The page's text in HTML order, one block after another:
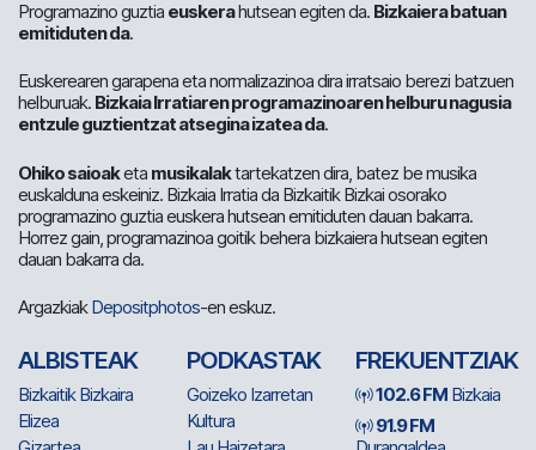
Programazino guztia euskerahutsean egiten da. Bizkaiera batuan
emitiduten da.
Euskerearen garapena eta normalizazinoa dira irratsaio berezi batzuen
helburuak. Bizkaia Irratiaren programazinoaren helburu nagusia
entzule guztientzat atsegina izatea da.
Ohiko saioaketa musikalaktartekatzen dira, batez be musika
euskalduna eskeiniz. Bizkaia Irratia da Bizkaitik Bizkai osorako
programazino guztia euskera hutsean emitiduten dauan bakarra.
Horrez gain, programazinoa goitik behera bizkaiera hutsean egiten
dauan bakarra da.
ArgazkiakDepositphotos-en eskuz.
ALBISTEAK
Bizkaitik Bizkaira
Elizea
PODKASTAK
Goizeko Izarretan
Kultura
FREKUENTZIAK
102.6 FM Bizkaia
91.9 FM